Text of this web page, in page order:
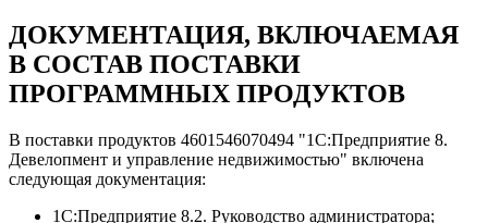
ДОКУМЕНТАЦИЯ, ВКЛЮЧАЕМАЯ
В СОСТАВ ПОСТАВКИ
ПРОГРАММНЫХ ПРОДУКТОВ
В поставки продуктов 4601546070494 "1С:Предприятие 8.
Девелопмент и управление недвижимостью" включена
следующая документация:
1С:Предприятие 8.2. Руководство администратора;